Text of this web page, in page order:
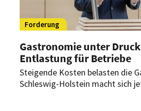
Forderung
Gastronomie unter
Entlastung für Betriebe
Steigende Kosten belasten die
Schleswig-Holstein macht sich